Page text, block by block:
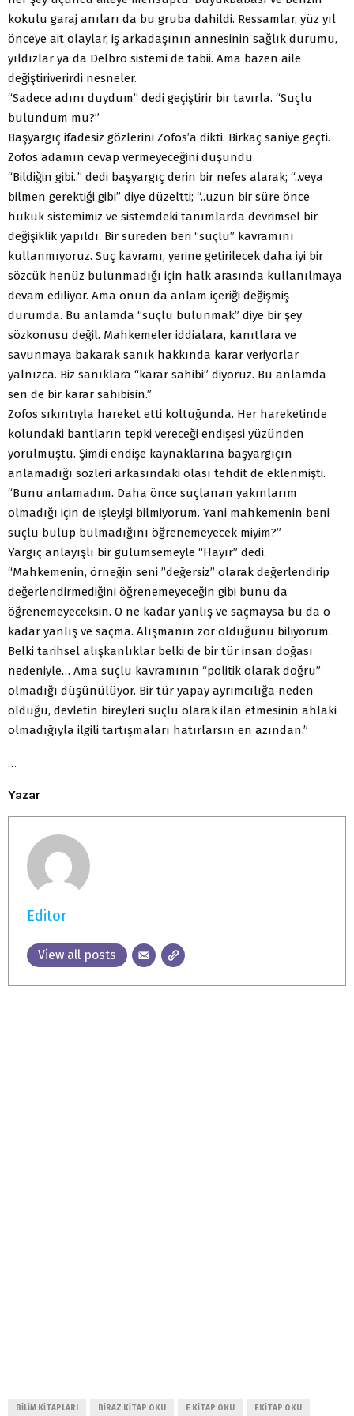
kokulu garaj anıları da bu gruba dahildi. Ressamlar, yüz yıl
önceye ait olaylar, iş arkadaşının annesinin sağlık durumu,
yıldızlar ya da Delbro sistemi de tabii. Ama bazen aile
değiştiriverirdi nesneler.
“Sadece adını duydum” dedi geçiştirir bir tavırla. “Suçlu
bulundum mu?”
Başyargıç ifadesiz gözlerini Zofos’a dikti. Birkaç saniye geçti.
Zofos adamın cevap vermeyeceğini düşündü.
“Bildiğin gibi..” dedi başyargıç derin bir nefes alarak; “..veya
bilmen gerektiği gibi” diye düzeltti; “..uzun bir süre önce
hukuk sistemimiz ve sistemdeki tanımlarda devrimsel bir
değişiklik yapıldı. Bir süreden beri “suçlu” kavramını
kullanmıyoruz. Suç kavramı, yerine getirilecek daha iyi bir
sözcük henüz bulunmadığı için halk arasında kullanılmaya
devam ediliyor. Ama onun da anlam içeriği değişmiş
durumda. Bu anlamda “suçlu bulunmak” diye bir şey
sözkonusu değil. Mahkemeler iddialara, kanıtlara ve
savunmaya bakarak sanık hakkında karar veriyorlar
yalnızca. Biz sanıklara “karar sahibi” diyoruz. Bu anlamda
sen de bir karar sahibisin.”
Zofos sıkıntıyla hareket etti koltuğunda. Her hareketinde
kolundaki bantların tepki vereceği endişesi yüzünden
yorulmuştu. Şimdi endişe kaynaklarına başyargıçın
anlamadığı sözleri arkasındaki olası tehdit de eklenmişti.
“Bunu anlamadım. Daha önce suçlanan yakınlarım
olmadığı için de işleyişi bilmiyorum. Yani mahkemenin beni
suçlu bulup bulmadığını öğrenemeyecek miyim?”
Yargıç anlayışlı bir gülümsemeyle “Hayır” dedi.
“Mahkemenin, örneğin seni ”değersiz” olarak değerlendirip
değerlendirmediğini öğrenemeyeceğin gibi bunu da
öğrenemeyeceksin. O ne kadar yanlış ve saçmaysa bu da o
kadar yanlış ve saçma. Alışmanın zor olduğunu biliyorum.
Belki tarihsel alışkanlıklar belki de bir tür insan doğası
nedeniyle… Ama suçlu kavramının “politik olarak doğru”
olmadığı düşünülüyor. Bir tür yapay ayrımcılığa neden
olduğu, devletin bireyleri suçlu olarak ilan etmesinin ahlaki
olmadığıyla ilgili tartışmaları hatırlarsın en azından.”
…
Yazar
Editor
View all posts
BILIM KITAPLARI BIRAZ KITAP OKU E KITAP OKU EKITAP OKU